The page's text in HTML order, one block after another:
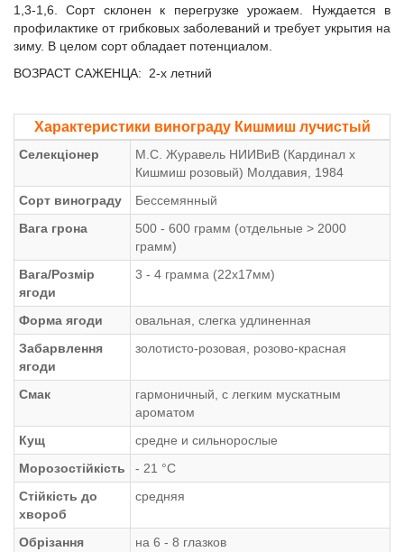
1,3-1,6. Сорт склонен к перегрузке урожаем. Нуждается в
профилактике от грибковых заболеваний и требует укрытия на
зиму. В целом сорт обладает потенциалом.
ВОЗРАСТ САЖЕНЦА: 2-х летний
Характеристики винограду Кишмиш лучистый
Селекціонер
М.С. Журавель НИИВиВ (Кардинал х
Кишмиш розовый) Молдавия, 1984
Сорт винограду
Бессемянный
Вага грона
500 - 600 грамм (отдельные > 2000
грамм)
Вага/Розмір
ягоди
3 - 4 грамма (22х17мм)
Форма ягоди
овальная, слегка удлиненная
Забарвлення
ягоди
золотисто-розовая, розово-красная
Смак
гармоничный, с легким мускатным
ароматом
Кущ
средне и сильнорослые
Морозостійкість
- 21 °С
Стійкість до
хвороб
средняя
Обрізання
на 6 - 8 глазков